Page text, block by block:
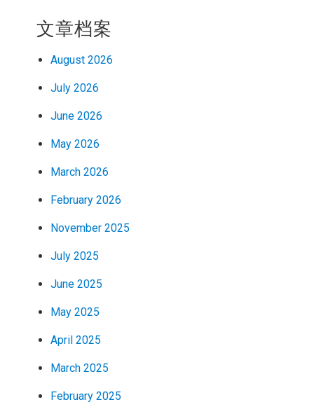
文章档案
August 2026
July 2026
June 2026
May 2026
March 2026
February 2026
November 2025
July 2025
June 2025
May 2025
April 2025
March 2025
February 2025